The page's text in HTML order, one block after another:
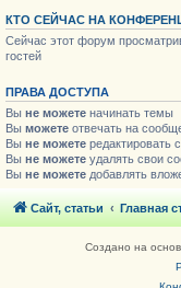
КТО СЕЙЧАС НА
Сейчас этот форум
гостей
ПРАВА ДОСТУПА
Вы не можете начинать темы
Вы можете отвечать на
Вы не можете редактировать
Вы не можете удалять свои
Вы не можете добавлять
Сайт, статьи Главная
Создано на